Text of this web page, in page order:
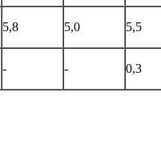
5,8 5,0 5,5
- - 0,3